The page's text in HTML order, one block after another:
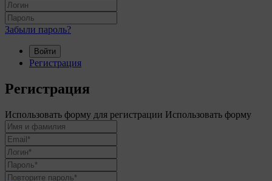
Забыли пароль?
Войти
Регистрация
Регистрация
Использовать форму для регистрации Использовать форму